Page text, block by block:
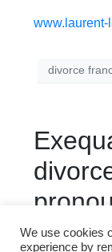
divorce
We use cookies
experience by